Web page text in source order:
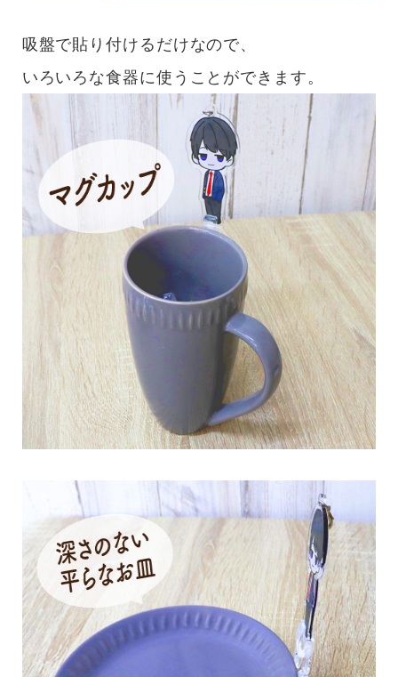
吸盤で貼り付けるだけなので、
いろいろな食器に使うことができます。